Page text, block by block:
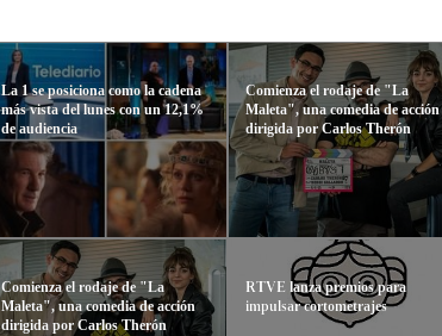
La 1 se posiciona como la cadena
más vista del lunes con un 12,1%
de audiencia
Comienza el rodaje de "La
Maleta", una comedia de acción
dirigida por Carlos Therón
Comienza el rodaje de "La
Maleta", una comedia de acción
dirigida por Carlos Therón
RTVE lanza premios para
impulsar cortometrajes